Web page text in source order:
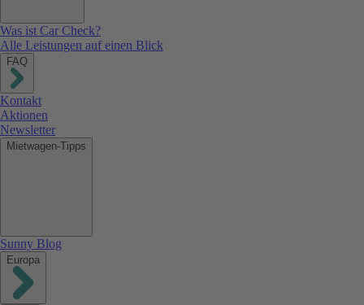
Was ist Car Check?
Alle Leistungen auf einen Blick
FAQ
Kontakt
Aktionen
Newsletter
Mietwagen-Tipps
Sunny Blog
Europa